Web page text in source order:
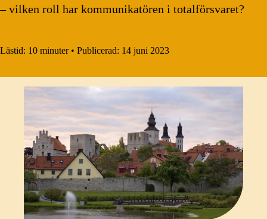
– vilken roll har kommunikatören i totalförsvaret?
Lästid: 10 minuter • Publicerad: 14 juni 2023